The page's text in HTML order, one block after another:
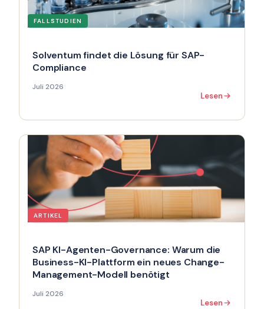
FALLSTUDIEN
Solventum findet die Lösung für SAP-
Compliance
Juli 2026
Lesen
ARTIKEL
SAP KI-Agenten-Governance: Warum die
Business-KI-Plattform ein neues Change-
Management-Modell benötigt
Juli 2026
Lesen